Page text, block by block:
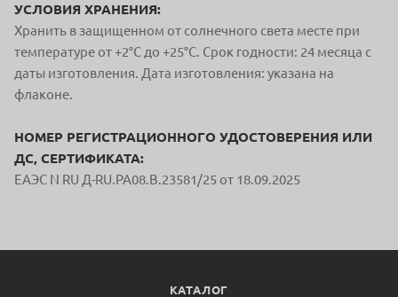
УСЛОВИЯ ХРАНЕНИЯ:
Хранить в защищенном от солнечного света месте при
температуре от +2°C до +25°C. Срок годности: 24 месяца с
даты изготовления. Дата изготовления: указана на
флаконе.
НОМЕР РЕГИСТРАЦИОННОГО УДОСТОВЕРЕНИЯ ИЛИ
ДС, СЕРТИФИКАТА:
EAЭС N RU Д-RU.PA08.B.23581/25 от 18.09.2025
КАТАЛОГ